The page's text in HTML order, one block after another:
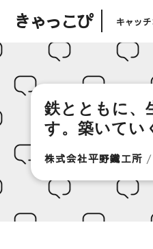
きゃっこぴ キャッ
鉄とともに、
す。築いてい
株式会社平野鐵工所 /